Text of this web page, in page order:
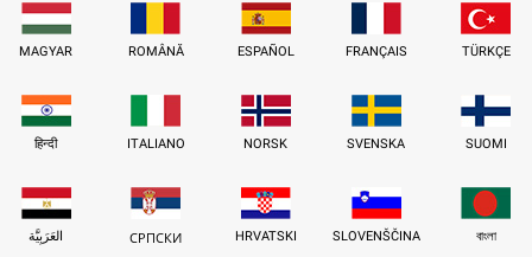
MAGYAR ROMÂNĂ ESPAÑOL FRANÇAIS TÜRKÇE
हिन्दी ITALIANO NORSK SVENSKA SUOMI
العَرَبِيَّة СРПСКИ HRVATSKI SLOVENŠČINA বাংলা